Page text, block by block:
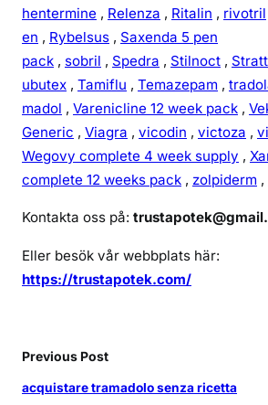
hentermine , Relenza , Ritalin , rivotril
en , Rybelsus , Saxenda 5 pen
pack , sobril , Spedra , Stilnoct ,
ubutex , Tamiflu , Temazepam ,
madol , Varenicline 12 week pack ,
Generic , Viagra , vicodin , victoza ,
Wegovy complete 4 week supply ,
complete 12 weeks pack , zolpiderm ,
Kontakta oss på:
Eller besök vår webbplats här:
https://trustapotek.com/
Previous Post
acquistare tramadolo senza ricetta